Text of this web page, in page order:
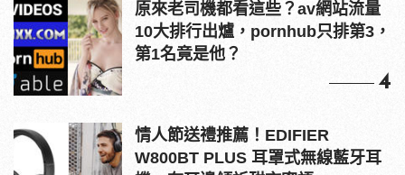
原來老司機都看這些？av網站流量
10大排行出爐，pornhub只排第3，
第1名竟是他？
4
情人節送禮推薦！EDIFIER
W800BT PLUS 耳罩式無線藍牙耳